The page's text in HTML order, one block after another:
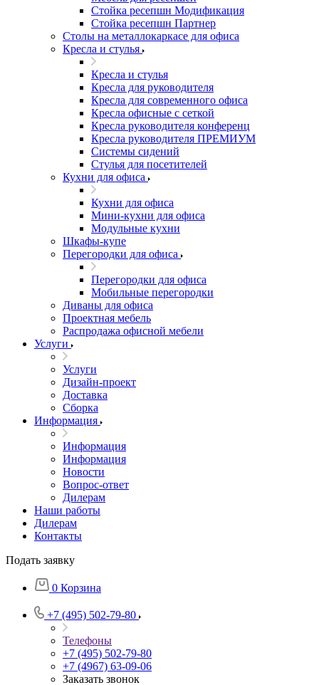
Стойка ресепшн Модификация
Стойка ресепшн Партнер
Столы на металлокаркасе для офиса
Кресла и стулья
Кресла и стулья
Кресла для руководителя
Кресла для современного офиса
Кресла офисные с сеткой
Кресла руководителя конференц
Кресла руководителя ПРЕМИУМ
Системы сидений
Стулья для посетителей
Кухни для офиса
Кухни для офиса
Мини-кухни для офиса
Модульные кухни
Шкафы-купе
Перегородки для офиса
Перегородки для офиса
Мобильные перегородки
Диваны для офиса
Проектная мебель
Распродажа офисной мебели
Услуги
Услуги
Дизайн-проект
Доставка
Сборка
Информация
Информация
Информация
Новости
Вопрос-ответ
Дилерам
Наши работы
Дилерам
Контакты
Подать заявку
0 Корзина
+7 (495) 502-79-80
Телефоны
+7 (495) 502-79-80
+7 (4967) 63-09-06
Заказать звонок